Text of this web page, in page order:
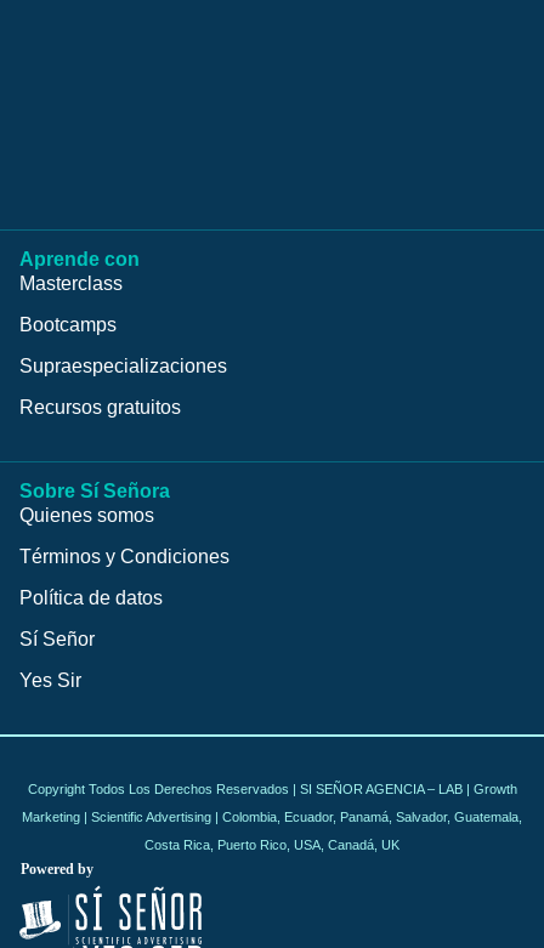
Aprende con
Masterclass
Bootcamps
Supraespecializaciones
Recursos gratuitos
Sobre Sí Señora
Quienes somos
Términos y Condiciones
Política de datos
Sí Señor
Yes Sir
Copyright Todos Los Derechos Reservados | SI SEÑOR AGENCIA – LAB | Growth
Marketing | Scientific Advertising | Colombia, Ecuador, Panamá, Salvador, Guatemala,
Costa Rica, Puerto Rico, USA, Canadá, UK